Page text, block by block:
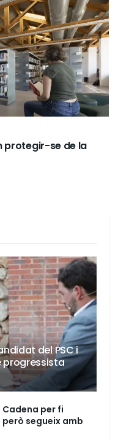
protegir-se de la
del PSC i
progressista
Cadena per fi
segueix amb